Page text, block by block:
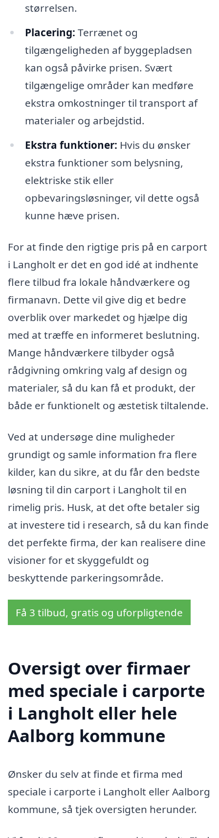
størrelsen.
Placering: Terrænet og
tilgængeligheden af byggepladsen
kan også påvirke prisen. Svært
tilgængelige områder kan medføre
ekstra omkostninger til transport af
materialer og arbejdstid.
Ekstra funktioner: Hvis du ønsker
ekstra funktioner som belysning,
elektriske stik eller
opbevaringsløsninger, vil dette også
kunne hæve prisen.
For at finde den rigtige pris på en carport
i Langholt er det en god idé at indhente
flere tilbud fra lokale håndværkere og
firmanavn. Dette vil give dig et bedre
overblik over markedet og hjælpe dig
med at træffe en informeret beslutning.
Mange håndværkere tilbyder også
rådgivning omkring valg af design og
materialer, så du kan få et produkt, der
både er funktionelt og æstetisk tiltalende.
Ved at undersøge dine muligheder
grundigt og samle information fra flere
kilder, kan du sikre, at du får den bedste
løsning til din carport i Langholt til en
rimelig pris. Husk, at det ofte betaler sig
at investere tid i research, så du kan finde
det perfekte firma, der kan realisere dine
visioner for et skyggefuldt og
beskyttende parkeringsområde.
Få 3 tilbud, gratis og uforpligtende
Oversigt over firmaer
med speciale i carporte
i Langholt eller hele
Aalborg kommune
Ønsker du selv at finde et firma med
speciale i carporte i Langholt eller Aalborg
kommune, så tjek oversigten herunder.